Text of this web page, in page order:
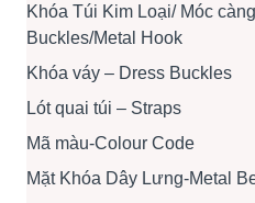
Khóa Túi Kim Loại/ Móc
Buckles/Metal Hook
Khóa váy – Dress Buckles
Lót quai túi – Straps
Mã màu-Colour Code
Mặt Khóa Dây Lưng-Metal